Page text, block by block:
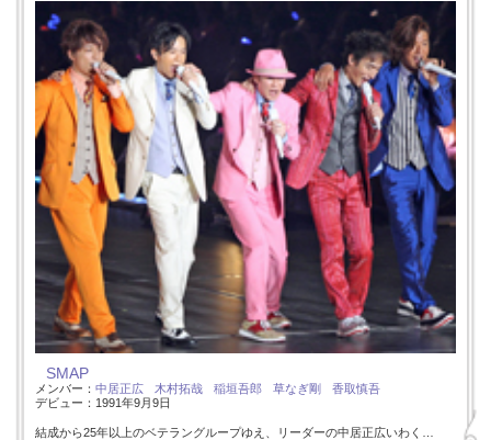
SMAP
メンバー： 中居正広 木村拓哉 稲垣吾郎 草なぎ剛
香取慎吾
デビュー：1991年9月9日
結成から25年以上のベテラングループゆえ、リーダーの中居正広いわく…